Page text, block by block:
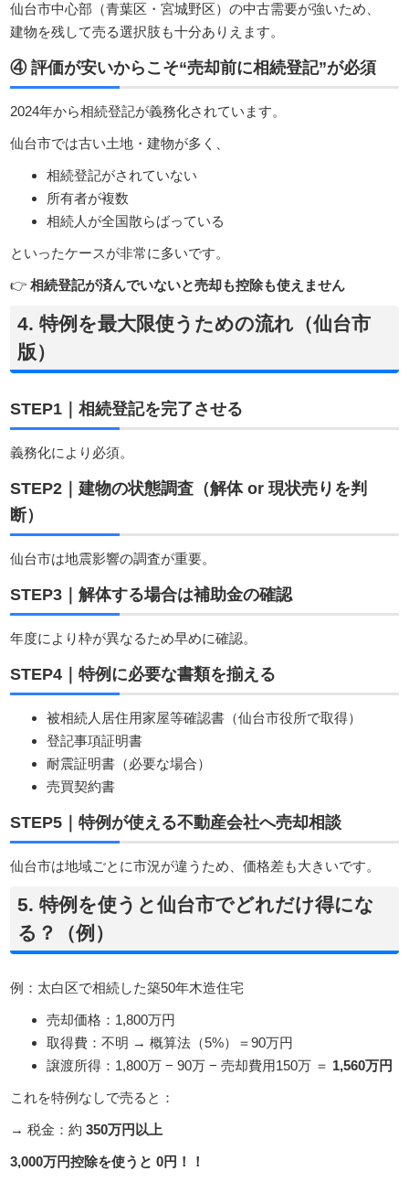
仙台市中心部（青葉区・宮城野区）の中古需要が強いため、
建物を残して売る選択肢も十分ありえます。
④ 評価が安いからこそ“売却前に相続登記”が必須
2024年から相続登記が義務化されています。
仙台市では古い土地・建物が多く、
相続登記がされていない
所有者が複数
相続人が全国散らばっている
といったケースが非常に多いです。
👉相続登記が済んでいないと売却も控除も使えません
4. 特例を最大限使うための流れ（仙台市
版）
STEP1｜相続登記を完了させる
義務化により必須。
STEP2｜建物の状態調査（解体 or 現状売りを判
断）
仙台市は地震影響の調査が重要。
STEP3｜解体する場合は補助金の確認
年度により枠が異なるため早めに確認。
STEP4｜特例に必要な書類を揃える
被相続人居住用家屋等確認書（仙台市役所で取得）
登記事項証明書
耐震証明書（必要な場合）
売買契約書
STEP5｜特例が使える不動産会社へ売却相談
仙台市は地域ごとに市況が違うため、価格差も大きいです。
5. 特例を使うと仙台市でどれだけ得にな
る？（例）
例：太白区で相続した築50年木造住宅
売却価格：1,800万円
取得費：不明 → 概算法（5%）＝90万円
譲渡所得：1,800万 − 90万 − 売却費用150万 ＝ 1,560万円
これを特例なしで売ると：
→ 税金：約350万円以上
3,000万円控除を使うと 0円！！